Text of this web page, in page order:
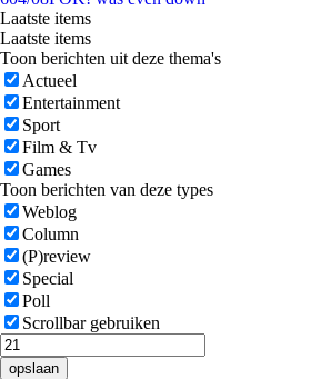
Laatste items
Laatste items
Toon berichten uit deze thema's
Actueel
Entertainment
Sport
Film & Tv
Games
Toon berichten van deze types
Weblog
Column
(P)review
Special
Poll
Scrollbar gebruiken
opslaan